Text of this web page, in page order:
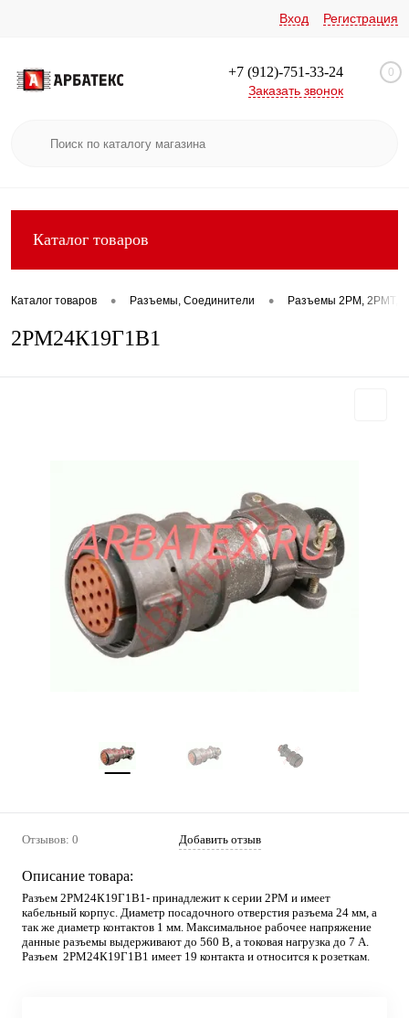
Вход Регистрация
+7 (912)-751-33-24
Заказать звонок
0
Каталог товаров
Каталог товаров • Разъемы, Соединители • Разъемы 2РМ, 2РМТ,
2РМ24К19Г1В1
Отзывов: 0 Добавить отзыв
Описание товара:
Разъем 2РМ24К19Г1В1- принадлежит к серии 2РМ и имеет
кабельный корпус. Диаметр посадочного отверстия разъема 24 мм, а
так же диаметр контактов 1 мм. Максимальное рабочее напряжение
данные разъемы выдерживают до 560 В, а токовая нагрузка до 7 А.
Разъем 2РМ24К19Г1В1 имеет 19 контакта и относится к розеткам.